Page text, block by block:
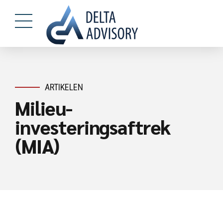
ARTIKELEN
Milieu-
investeringsaftrek
(MIA)